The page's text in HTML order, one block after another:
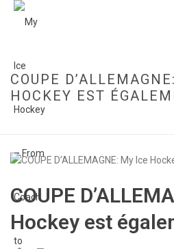
COUPE
HOCKEY EST
COUPE
Hockey est